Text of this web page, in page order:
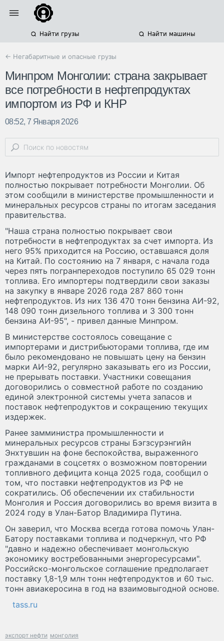
Найти грузы Найти машины
← Негабаритные и опасные грузы
Минпром Монголии: страна закрывает
все потребности в нефтепродуктах
импортом из РФ и КНР
08:52, 7 Января 2026
Импорт нефтепродуктов из России и Китая
полностью покрывает потребности Монголии. Об
этом сообщили в министерстве промышленности и
минеральных ресурсов страны по итогам заседания
правительства.
"Наша страна полностью покрывает свои
потребности в нефтепродуктах за счет импорта. Из
него 95% приходится на Россию, оставшаяся доля
на Китай. По состоянию на 7 января, с начала года
через пять погранпереходов поступило 65 029 тонн
топлива. Его импортеры подтвердили свои заказы
на закупку в январе 2026 года 287 860 тонн
нефтепродуктов. Из них 136 470 тонн бензина АИ-92,
148 090 тонн дизельного топлива и 3 300 тонн
бензина АИ-95", - привел данные Минпром.
В министерстве состоялось совещание с
импортерами и дистрибьюторами топлива, где им
было рекомендовано не повышать цену на бензин
марки АИ-92, регулярно заказывать его из России,
не прерывать поставки. Участники совещания
договорились о совместной работе по созданию
единой электронной системы учета запасов и
поставок нефтепродуктов и сокращению текущих
издержек.
Ранее замминистра промышленности и
минеральных ресурсов страны Бэгзсурэнгийн
Энхтувшин на фоне беспокойства, выраженного
гражданами в соцсетях о возможном повторении
топливного дефицита конца 2025 года, сообщил о
том, что поставки нефтепродуктов из РФ не
сократились. Об обеспечении их стабильности
Монголия и Россия договорились во время визита в
2024 году в Улан-Батор Владимира Путина.
Он заверил, что Москва всегда готова помочь Улан-
Батору поставками топлива и подчеркнул, что РФ
"давно и надежно обеспечивает монгольскую
экономику востребованными энергоресурсами".
Российско-монгольское соглашение предполагает
поставку 1,8-1,9 млн тонн нефтепродуктов и 60 тыс.
тонн авиакеросина в год на взаимовыгодной основе.
tass.ru
экспорт нефти монголия